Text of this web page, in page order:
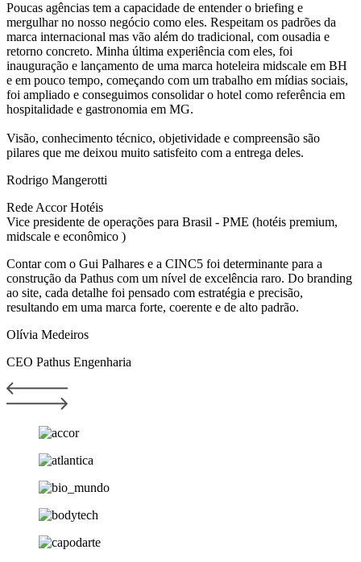
Poucas agências tem a capacidade de entender o briefing e
mergulhar no nosso negócio como eles. Respeitam os padrões da
marca internacional mas vão além do tradicional, com ousadia e
retorno concreto. Minha última experiência com eles, foi
inauguração e lançamento de uma marca hoteleira midscale em BH
e em pouco tempo, começando com um trabalho em mídias sociais,
foi ampliado e conseguimos consolidar o hotel como referência em
hospitalidade e gastronomia em MG.
Visão, conhecimento técnico, objetividade e compreensão são
pilares que me deixou muito satisfeito com a entrega deles.
Rodrigo Mangerotti
Rede Accor Hotéis
Vice presidente de operações para Brasil - PME (hotéis premium,
midscale e econômico )
Contar com o Gui Palhares e a CINC5 foi determinante para a
construção da Pathus com um nível de excelência raro. Do branding
ao site, cada detalhe foi pensado com estratégia e precisão,
resultando em uma marca forte, coerente e de alto padrão.
Olívia Medeiros
CEO Pathus Engenharia